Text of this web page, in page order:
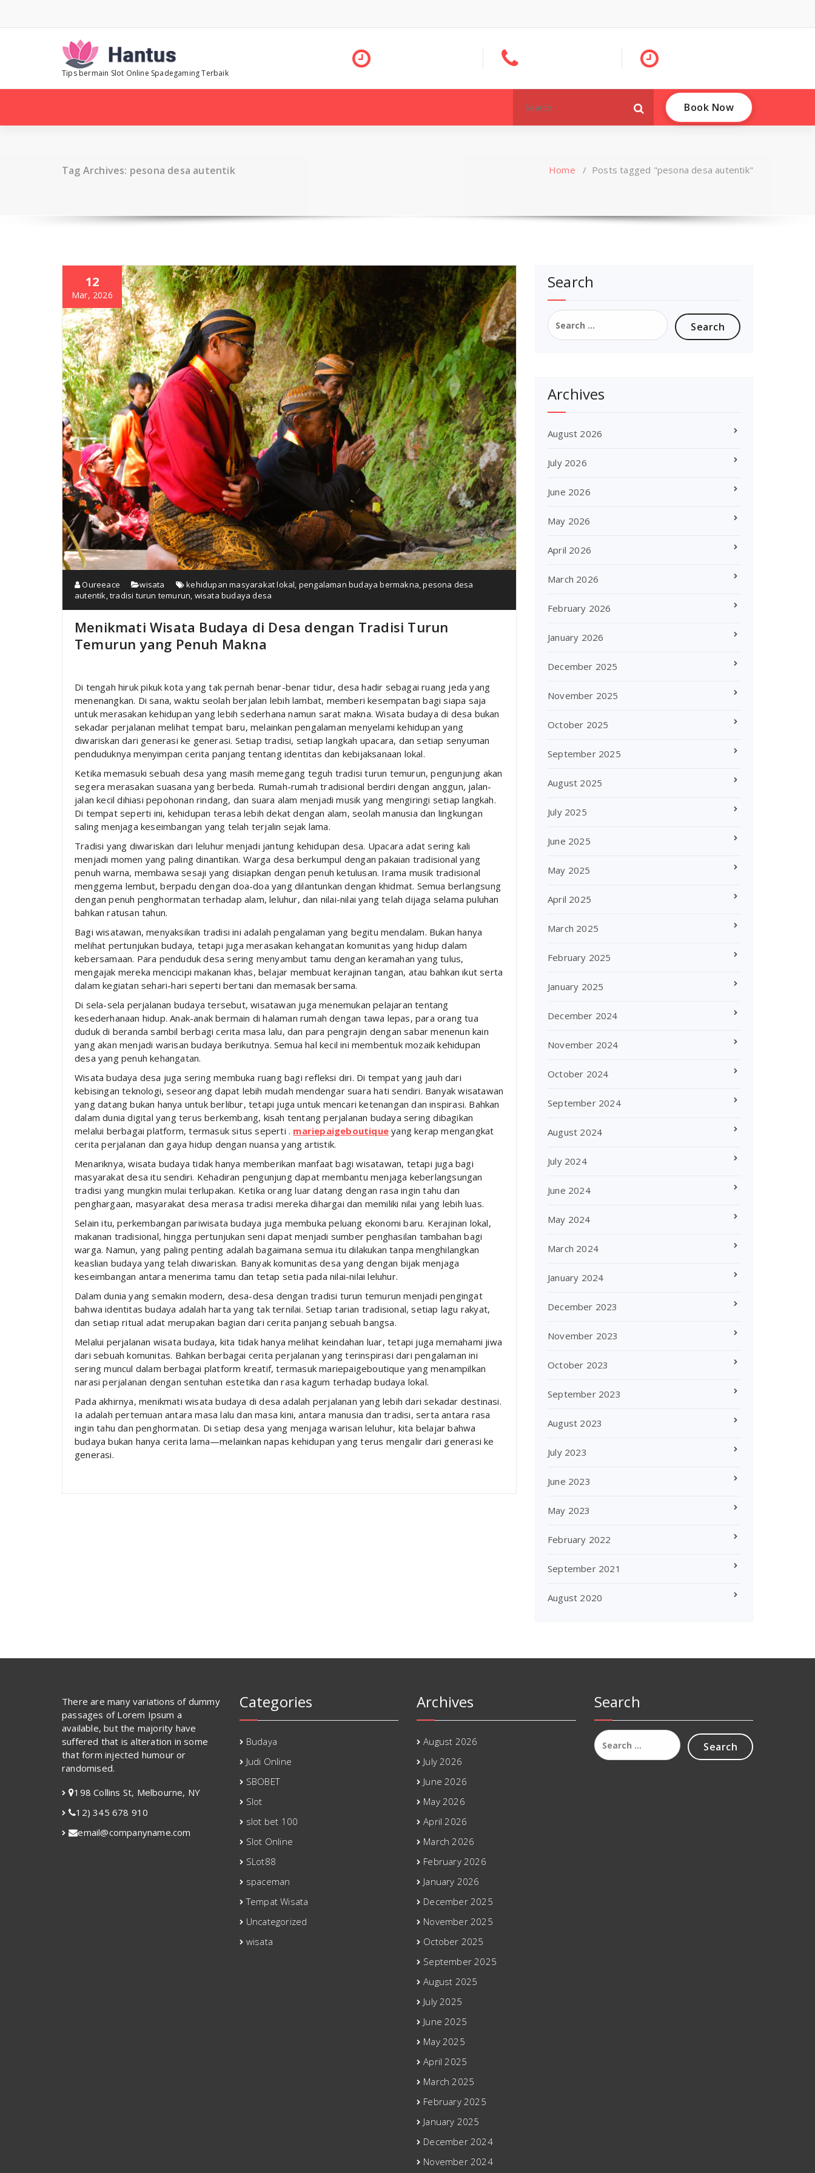
content
Tips bermain Slot Online Spadegaming Terbaik
for:
Book Now
Tag Archives: pesona desa autentik Home / Posts tagged "pesona desa autentik"
12
Mar, 2026
Oureeace wisata kehidupan masyarakat lokal, pengalaman budaya bermakna,pesona desa
autentik,tradisi turun temurun, wisata budaya desa
Menikmati Wisata Budaya di Desa dengan Tradisi Turun
Temurun yang Penuh Makna
Di tengah hiruk pikuk kota yang tak pernah benar-benar tidur, desa hadir sebagai ruang jeda yang
menenangkan. Di sana, waktu seolah berjalan lebih lambat, memberi kesempatan bagi siapa saja
untuk merasakan kehidupan yang lebih sederhana namun sarat makna. Wisata budaya di desa bukan
sekadar perjalanan melihat tempat baru, melainkan pengalaman menyelami kehidupan yang
diwariskan dari generasi ke generasi. Setiap tradisi, setiap langkah upacara, dan setiap senyuman
penduduknya menyimpan cerita panjang tentang identitas dan kebijaksanaan lokal.
Ketika memasuki sebuah desa yang masih memegang teguh tradisi turun temurun, pengunjung akan
segera merasakan suasana yang berbeda. Rumah-rumah tradisional berdiri dengan anggun, jalan-
jalan kecil dihiasi pepohonan rindang, dan suara alam menjadi musik yang mengiringi setiap langkah.
Di tempat seperti ini, kehidupan terasa lebih dekat dengan alam, seolah manusia dan lingkungan
saling menjaga keseimbangan yang telah terjalin sejak lama.
Tradisi yang diwariskan dari leluhur menjadi jantung kehidupan desa. Upacara adat sering kali
menjadi momen yang paling dinantikan. Warga desa berkumpul dengan pakaian tradisional yang
penuh warna, membawa sesaji yang disiapkan dengan penuh ketulusan. Irama musik tradisional
menggema lembut, berpadu dengan doa-doa yang dilantunkan dengan khidmat. Semua berlangsung
dengan penuh penghormatan terhadap alam, leluhur, dan nilai-nilai yang telah dijaga selama puluhan
bahkan ratusan tahun.
Bagi wisatawan, menyaksikan tradisi ini adalah pengalaman yang begitu mendalam. Bukan hanya
melihat pertunjukan budaya, tetapi juga merasakan kehangatan komunitas yang hidup dalam
kebersamaan. Para penduduk desa sering menyambut tamu dengan keramahan yang tulus,
mengajak mereka mencicipi makanan khas, belajar membuat kerajinan tangan, atau bahkan ikut serta
dalam kegiatan sehari-hari seperti bertani dan memasak bersama.
Di sela-sela perjalanan budaya tersebut, wisatawan juga menemukan pelajaran tentang
kesederhanaan hidup. Anak-anak bermain di halaman rumah dengan tawa lepas, para orang tua
duduk di beranda sambil berbagi cerita masa lalu, dan para pengrajin dengan sabar menenun kain
yang akan menjadi warisan budaya berikutnya. Semua hal kecil ini membentuk mozaik kehidupan
desa yang penuh kehangatan.
Wisata budaya desa juga sering membuka ruang bagi refleksi diri. Di tempat yang jauh dari
kebisingan teknologi, seseorang dapat lebih mudah mendengar suara hati sendiri. Banyak wisatawan
yang datang bukan hanya untuk berlibur, tetapi juga untuk mencari ketenangan dan inspirasi. Bahkan
dalam dunia digital yang terus berkembang, kisah tentang perjalanan budaya sering dibagikan
melalui berbagai platform, termasuk situs seperti . mariepaigeboutique yang kerap mengangkat
cerita perjalanan dan gaya hidup dengan nuansa yang artistik.
Menariknya, wisata budaya tidak hanya memberikan manfaat bagi wisatawan, tetapi juga bagi
masyarakat desa itu sendiri. Kehadiran pengunjung dapat membantu menjaga keberlangsungan
tradisi yang mungkin mulai terlupakan. Ketika orang luar datang dengan rasa ingin tahu dan
penghargaan, masyarakat desa merasa tradisi mereka dihargai dan memiliki nilai yang lebih luas.
Selain itu, perkembangan pariwisata budaya juga membuka peluang ekonomi baru. Kerajinan lokal,
makanan tradisional, hingga pertunjukan seni dapat menjadi sumber penghasilan tambahan bagi
warga. Namun, yang paling penting adalah bagaimana semua itu dilakukan tanpa menghilangkan
keaslian budaya yang telah diwariskan. Banyak komunitas desa yang dengan bijak menjaga
keseimbangan antara menerima tamu dan tetap setia pada nilai-nilai leluhur.
Dalam dunia yang semakin modern, desa-desa dengan tradisi turun temurun menjadi pengingat
bahwa identitas budaya adalah harta yang tak ternilai. Setiap tarian tradisional, setiap lagu rakyat,
dan setiap ritual adat merupakan bagian dari cerita panjang sebuah bangsa.
Melalui perjalanan wisata budaya, kita tidak hanya melihat keindahan luar, tetapi juga memahami jiwa
dari sebuah komunitas. Bahkan berbagai cerita perjalanan yang terinspirasi dari pengalaman ini
sering muncul dalam berbagai platform kreatif, termasuk mariepaigeboutique yang menampilkan
narasi perjalanan dengan sentuhan estetika dan rasa kagum terhadap budaya lokal.
Pada akhirnya, menikmati wisata budaya di desa adalah perjalanan yang lebih dari sekadar destinasi.
Ia adalah pertemuan antara masa lalu dan masa kini, antara manusia dan tradisi, serta antara rasa
ingin tahu dan penghormatan. Di setiap desa yang menjaga warisan leluhur, kita belajar bahwa
budaya bukan hanya cerita lama—melainkan napas kehidupan yang terus mengalir dari generasi ke
generasi.
Search
Search
for:
Archives
August 2026
July 2026
June 2026
May 2026
April 2026
March 2026
February 2026
January 2026
December 2025
November 2025
October 2025
September 2025
August 2025
July 2025
June 2025
May 2025
April 2025
March 2025
February 2025
January 2025
December 2024
November 2024
October 2024
September 2024
August 2024
July 2024
June 2024
May 2024
March 2024
January 2024
December 2023
November 2023
October 2023
September 2023
August 2023
July 2023
June 2023
May 2023
February 2022
September 2021
August 2020
There are many variations of dummy
passages of Lorem Ipsum a
available, but the majority have
suffered that is alteration in some
that form injected humour or
randomised.
198 Collins St, Melbourne, NY
12) 345 678 910
email@companyname.com
Categories
Budaya
Judi Online
SBOBET
Slot
slot bet 100
Slot Online
SLot88
spaceman
Tempat Wisata
Uncategorized
wisata
Archives
August 2026
July 2026
June 2026
May 2026
April 2026
March 2026
February 2026
January 2026
December 2025
November 2025
October 2025
September 2025
August 2025
July 2025
June 2025
May 2025
April 2025
March 2025
February 2025
January 2025
December 2024
November 2024
Search
Search
for: